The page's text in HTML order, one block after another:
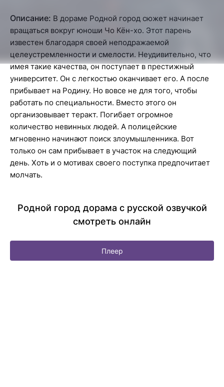
Описание: В дораме Родной город сюжет начинает
вращаться вокруг юноши Чо Кён-хо. Этот парень
известен благодаря своей неподражаемой
целеустремленности и смелости. Неудивительно, что
имея такие качества, он поступает в престижный
университет. Он с легкостью оканчивает его. А после
прибывает на Родину. Но вовсе не для того, чтобы
работать по специальности. Вместо этого он
организовывает теракт. Погибает огромное
количество невинных людей. А полицейские
мгновенно начинают поиск злоумышленника. Вот
только он сам прибывает в участок на следующий
день. Хоть и о мотивах своего поступка предпочитает
молчать.
Родной город дорама с русской озвучкой
смотреть онлайн
Плеер